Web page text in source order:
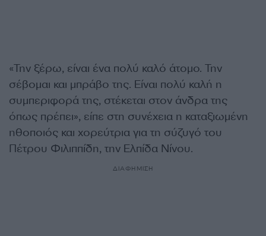
«Την ξέρω, είναι ένα πολύ καλό άτομο. Την
σέβομαι και μπράβο της. Είναι πολύ καλή η
συμπεριφορά της, στέκεται στον άνδρα της
όπως πρέπει», είπε στη συνέχεια η καταξιωμένη
ηθοποιός και χορεύτρια για τη σύζυγό του
Πέτρου Φιλιππίδη, την Ελπίδα Νίνου.
ΔΙΑΦΗΜΙΣΗ